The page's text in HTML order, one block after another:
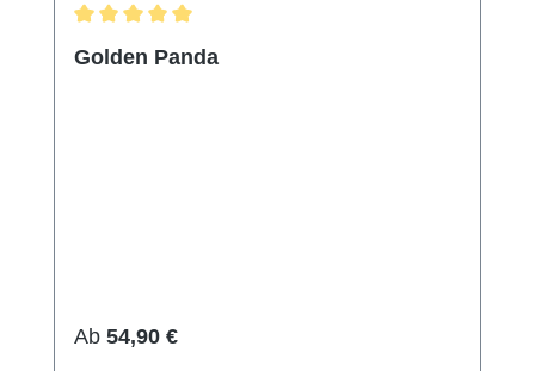
Golden Panda
Regulärer Preis:
Ab 54,90 €